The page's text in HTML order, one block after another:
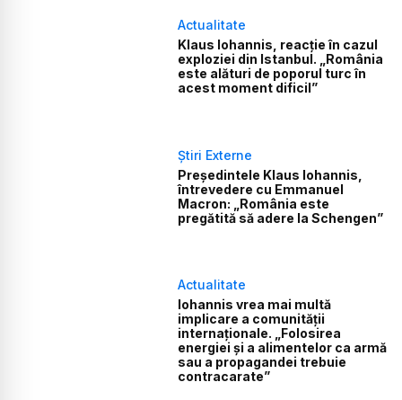
Actualitate
Klaus Iohannis, reacție în cazul
exploziei din Istanbul. „România
este alături de poporul turc în
acest moment dificil”
Știri Externe
Preşedintele Klaus Iohannis,
întrevedere cu Emmanuel
Macron: „România este
pregătită să adere la Schengen”
Actualitate
Iohannis vrea mai multă
implicare a comunității
internaționale. „Folosirea
energiei şi a alimentelor ca armă
sau a propagandei trebuie
contracarate”